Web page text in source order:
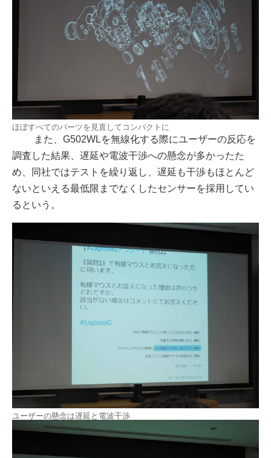
ほぼすべてのパーツを見直してコンパクトに
また、G502WLを無線化する際にユーザーの反応を
調査した結果、遅延や電波干渉への懸念が多かったた
め、同社ではテストを繰り返し、遅延も干渉もほとんど
ないといえる最低限までなくしたセンサーを採用してい
るという。
ユーザーの懸念は遅延と電波干渉